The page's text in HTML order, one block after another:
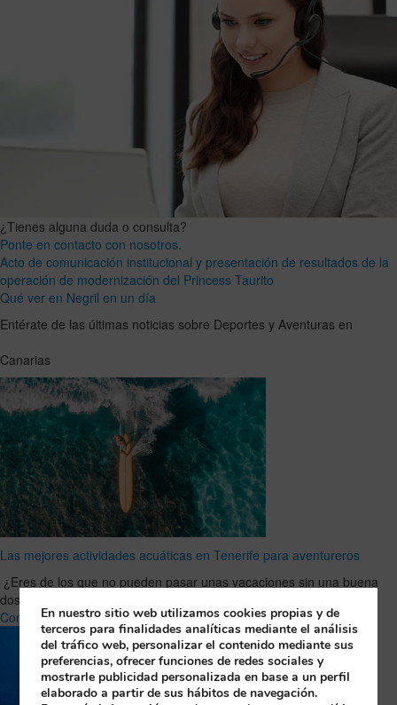
¿Tienes alguna duda o consulta?
Ponte en contacto con nosotros.
Acto de comunicación institucional y presentación de resultados de la
operación de modernización del Princess Taurito
Qué ver en Negril en un día
Entérate de las últimas noticias sobre Deportes y Aventuras en
Canarias
Las mejores actividades acuáticas en Tenerife para aventureros
¿Eres de los que no pueden pasar unas vacaciones sin una buena
dosis de adrenalina? Entonces Tenerife es tu …
CompletoEn nuestro sitio web utilizamos cookies propias y de
terceros para finalidades analíticas mediante el análisis
del tráfico web, personalizar el contenido mediante sus
preferencias, ofrecer funciones de redes sociales y
mostrarle publicidad personalizada en base a un perfil
elaborado a partir de sus hábitos de navegación.